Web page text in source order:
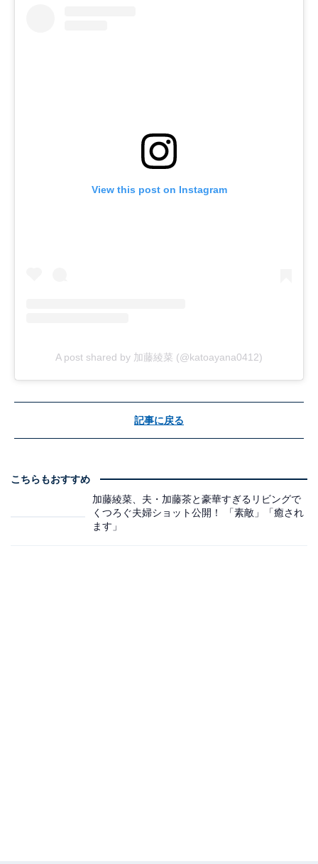
View this post on Instagram
A post shared by 加藤綾菜 (@katoayana0412)
記事に戻る
こちらもおすすめ
加藤綾菜、夫・加藤茶と豪華すぎるリビングで
くつろぐ夫婦ショット公開！ 「素敵」「癒され
ます」